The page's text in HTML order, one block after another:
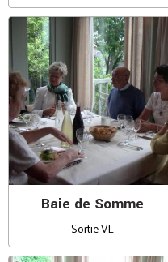
Baie de Somme
Sortie VL